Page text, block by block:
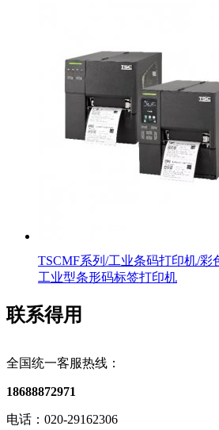
TSCMF系列/工业条码打印机/彩
工业型条形码标签打印机
联系得用
全国统一客服热线：
18688872971
电话：020-29162306